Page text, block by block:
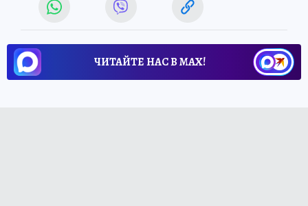
ЧИТАЙТЕ НАС В МАХ!